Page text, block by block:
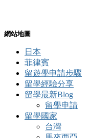
網站地圖
日本
菲律賓
留遊學申請步驟
留學經驗分享
留學最新Blog
留學申請
留學國家
台灣